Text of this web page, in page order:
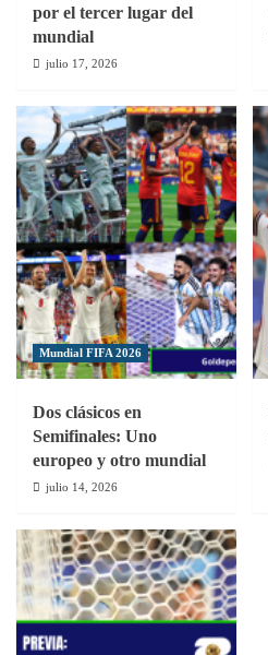
por el tercer lugar del
mundial
julio 17, 2026
Mundial FIFA 2026
Dos clásicos en
Semifinales: Uno
europeo y otro mundial
julio 14, 2026